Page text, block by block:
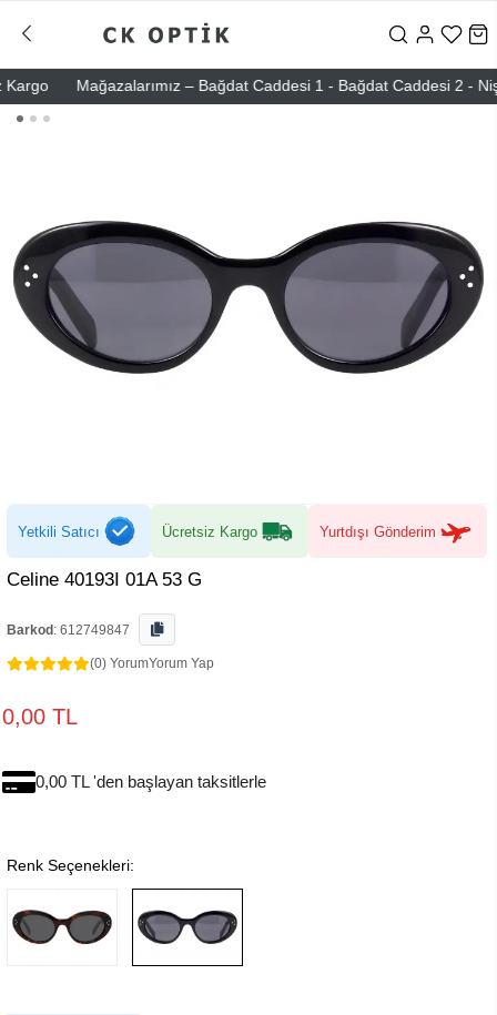
Mağazalarımız – Bağdat Caddesi 1 - Bağdat Caddesi 2 -
Yetkili Satıcı Ücretsiz Kargo Yurtdışı Gönderim
Celine 40193I 01A 53 G
Barkod : 612749847
(0) YorumYorum Yap
0,00 TL
0,00 TL 'den başlayan taksitlerle
Renk Seçenekleri: